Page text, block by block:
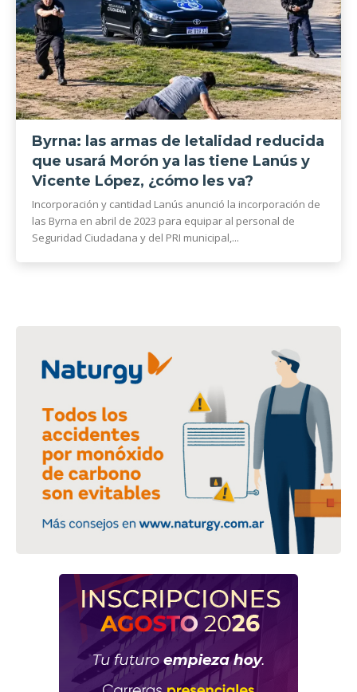
Byrna: las armas de letalidad reducida
que usará Morón ya las tiene Lanús y
Vicente López, ¿cómo les va?
Incorporación y cantidad Lanús anunció la incorporación de
las Byrna en abril de 2023 para equipar al personal de
Seguridad Ciudadana y del PRI municipal,...